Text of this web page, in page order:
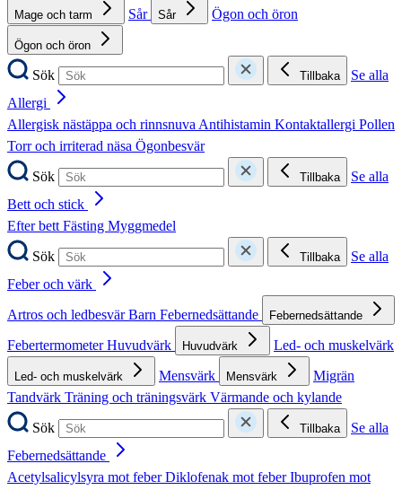
Mage och tarm Sår Sår Ögon och öron
Ögon och öron
Sök Tillbaka
Se alla
Allergi
Allergisk nästäppa och rinnsnuvaAntihistamin Kontaktallergi Pollen
Torr och irriterad näsa Ögonbesvär
Sök
Tillbaka
Se alla
Bett och stick
Efter bettFästing Myggmedel
Sök
Tillbaka
Se alla
Feber och värk
Artros och ledbesvärBarn Febernedsättande Febernedsättande
FebertermometerHuvudvärk Huvudvärk Led- och muskelvärk
Led- och muskelvärk Mensvärk Mensvärk
Migrän
Tandvärk Träning och träningsvärk Värmande och kylande
Sök
Tillbaka
Se alla
Febernedsättande
Acetylsalicylsyra mot feberDiklofenak mot feberIbuprofen mot